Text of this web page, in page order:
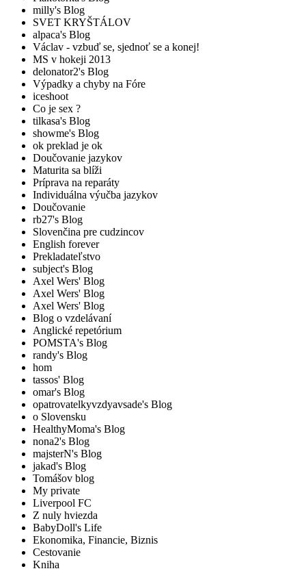
milly's Blog
SVET KRYŠTÁLOV
alpaca's Blog
Václav - vzbuď se, sjednoť se a konej!
MS v hokeji 2013
delonator2's Blog
Výpadky a chyby na Fóre
iceshoot
Co je sex ?
tilkasa's Blog
showme's Blog
ok preklad je ok
Doučovanie jazykov
Maturita sa blíži
Príprava na reparáty
Individuálna výučba jazykov
Doučovanie
rb27's Blog
Slovenčina pre cudzincov
English forever
Prekladateľstvo
subject's Blog
Axel Wers' Blog
Axel Wers' Blog
Axel Wers' Blog
Blog o vzdelávaní
Anglické repetórium
POMSTA's Blog
randy's Blog
hom
tassos' Blog
omar's Blog
opatrovatelkyvzdyavsade's Blog
o Slovensku
HealthyMoma's Blog
nona2's Blog
majsterN's Blog
jakad's Blog
Tomášov blog
My private
Liverpool FC
Z nuly hviezda
BabyDoll's Life
Ekonomika, Financie, Biznis
Cestovanie
Kniha